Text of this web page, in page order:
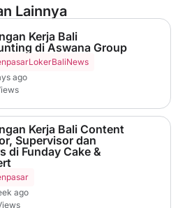
Lainnya
Kerja Bali
di Aswana Group
LokerBaliNews
ago
Kerja Bali Content
Supervisor dan
di Funday Cake &
ago